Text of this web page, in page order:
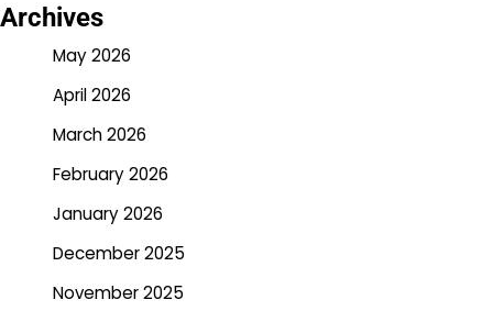
Archives
May 2026
April 2026
March 2026
February 2026
January 2026
December 2025
November 2025